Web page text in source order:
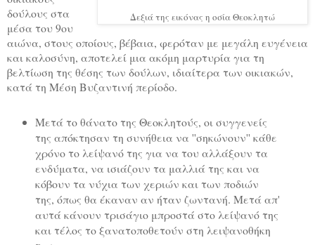
Δεξιά της εικόνας η οσία Θεοκλητώ
δούλους στα
μέσα του 9ου
αιώνα, στους οποίους, βέβαια, φερόταν με μεγάλη ευγένεια
και καλοσύνη, αποτελεί μια ακόμη μαρτυρία για τη
βελτίωση της θέσης των δούλων, ιδιαίτερα των οικιακών,
κατά τη Μέση Βυζαντινή περίοδο.
Μετά το θάνατο της Θεοκλητούς, οι συγγενείς
της απόκτησαν τη συνήθεια να ''σηκώνουν'' κάθε
χρόνο το λείψανό της για να του αλλάξουν τα
ενδύματα, να ισιάζουν τα μαλλιά της και να
κόβουν τα νύχια των χεριών και των ποδιών
της, όπως θα έκαναν αν ήταν ζωντανή. Μετά απ'
αυτά κάνουν τρισάγιο μπροστά στο λείψανό της
και τέλος το ξανατοποθετούν στη λειψανοθήκη